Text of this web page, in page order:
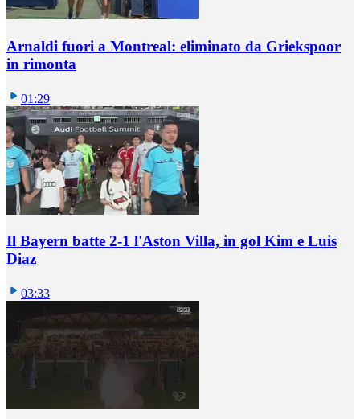
Arnaldi fuori a Montreal: eliminato da Griekspoor
in rimonta
01:29
Il Bayern batte 2-1 l'Aston Villa, in gol Kim e Luis
Diaz
03:33